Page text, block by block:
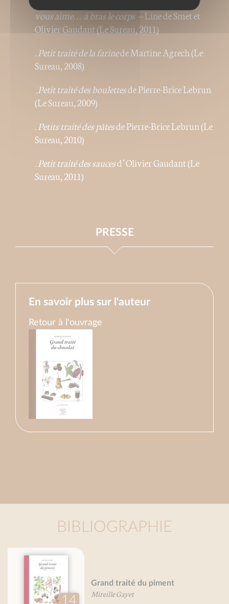
vous aime… à bras le corps– Line de Smet et
Olivier Gaudant (Le Sureau, 2011)
. Petit traité de lafarinede Martine Agrech (Le
Sureau, 2008)
.Petit traité des boulettesde Pierre-Brice Lebrun
(Le Sureau, 2009)
. Petits traité des pâtesde Pierre-Brice Lebrun (Le
Sureau, 2010)
. Petit traité dessaucesd’Olivier Gaudant (Le
Sureau, 2011)
PRESSE
En savoir plus sur l'auteur
Retour à l'ouvrage
BIBLIOGRAPHIE
Grand traité des fleurs
comestibles
Mireille Gayet